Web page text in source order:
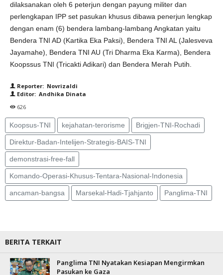
dilaksanakan oleh 6 peterjun dengan payung militer dan
perlengkapan IPP set pasukan khusus dibawa penerjun lengkap
dengan enam (6) bendera lambang-lambang Angkatan yaitu
Bendera TNI AD (Kartika Eka Paksi), Bendera TNI AL (Jalesveva
Jayamahe), Bendera TNI AU (Tri Dharma Eka Karma), Bendera
Koopssus TNI (Tricakti Adikari) dan Bendera Merah Putih.
Reporter: Novrizaldi
Editor: Andhika Dinata
626
Koopsus-TNI kejahatan-terorisme Brigjen-TNI-Rochadi
Direktur-Badan-Intelijen-Strategis-BAIS-TNI
demonstrasi-free-fall
Komando-Operasi-Khusus-Tentara-Nasional-Indonesia
ancaman-bangsa Marsekal-Hadi-Tjahjanto Panglima-TNI
BERITA TERKAIT
Panglima TNI Nyatakan Kesiapan Mengirmkan
Pasukan ke Gaza